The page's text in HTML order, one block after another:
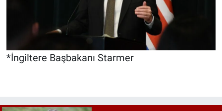
*İngiltere Başbakanı Starmer